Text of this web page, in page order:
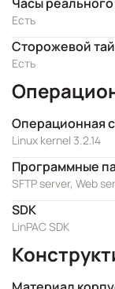
Есть
Сторожевой
Есть
Операционная
Linux kernel 3.2.14
Программные
SFTP server, Web
SDK
LinPAC SDK